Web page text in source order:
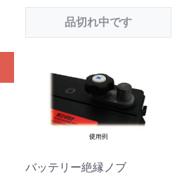
品切れ中です
バッテリー絶縁ノブ